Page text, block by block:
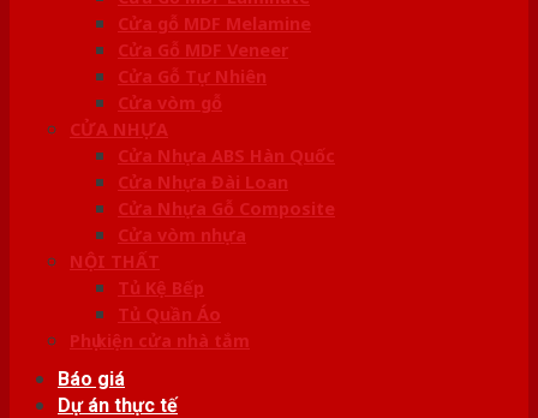
Cửa gỗ MDF Melamine
Cửa Gỗ MDF Veneer
Cửa Gỗ Tự Nhiên
Cửa vòm gỗ
CỬA NHỰA
Cửa Nhựa ABS Hàn Quốc
Cửa Nhựa Đài Loan
Cửa Nhựa Gỗ Composite
Cửa vòm nhựa
NỘI THẤT
Tủ Kệ Bếp
Tủ Quần Áo
Phụ kiện cửa nhà tắm
Báo giá
Dự án thực tế